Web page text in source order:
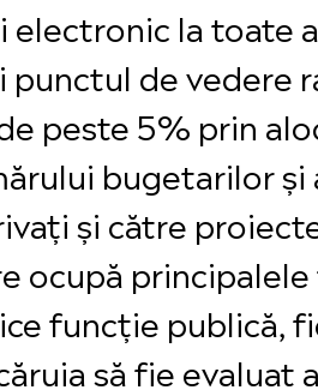
la toate
de vedere
peste 5% prin
bugetarilor
și către
ocupă
funcție publică,
să fie evaluat